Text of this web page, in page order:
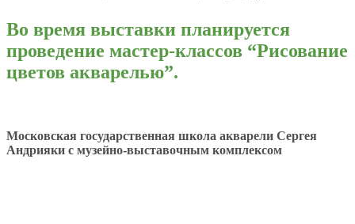
Во время выставки планируется
проведение мастер-классов “Рисование
цветов акварелью”.
Московская государственная школа акварели Сергея
Андрияки с музейно-выставочным комплексом